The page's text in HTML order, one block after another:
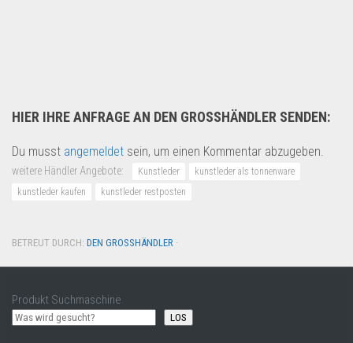
HIER IHRE ANFRAGE AN DEN GROSSHÄNDLER SENDEN:
Du musst angemeldet sein, um einen Kommentar abzugeben.
weitere Händler Angebote: Kunstleder
kunstleder als tonnenware
kunstleder kaufen
kunstleder restposten
BETREUT DURCH: DEN GROSSHÄNDLER ·
Produkt Suchmaschine
LOS